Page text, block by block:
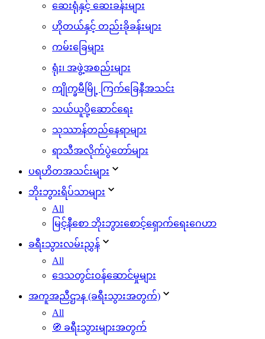
ဆေးရုံနှင့် ဆေးခန်းများ
ဟိုတယ်နှင့် တည်းခိုခန်းများ
ကမ်းခြေများ
ရုံး၊ အဖွဲ့အစည်းများ
ကျိုက္ခမီမြို့ ကြက်ခြေနီအသင်း
သယ်ယူပို့ဆောင်ရေး
သုဿာန်တည်နေရာများ
ရာသီအလိုက်ပွဲတော်များ
ပရဟိတအသင်းများ
ဘိုးဘွားရိပ်သာများ
All
မြင့်နီစော ဘိုးဘွားစောင့်ရှောက်ရေးဂေဟာ
ခရီးသွားလမ်းညွှန်
All
ဒေသတွင်းဝန်ဆောင်မှုများ
အကူအညီဌာန (ခရီးသွားအတွက်)
All
🧭 ခရီးသွားများအတွက်